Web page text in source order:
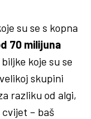
su se s kopna
70 milijuna
koje su se
skupini
razliku od algi,
– baš